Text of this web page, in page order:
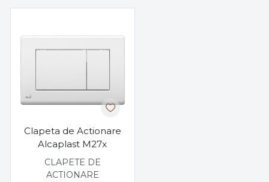
Rezervoare ingropate si aparente, Clapete
cada si masina de spalat, Tevi flexibile, Capace
WC, Rigole pentru dus, Rigole exterioare,
Clapeta de Actionare
Alcaplast M27x
CLAPETE DE
ACTIONARE